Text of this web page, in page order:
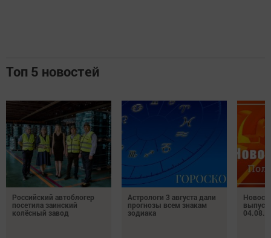
Топ 5 новостей
Российский автоблогер
посетила заинский
колёсный завод
Астрологи 3 августа дали
прогнозы всем знакам
зодиака